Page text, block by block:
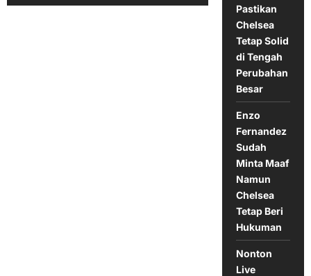
Yandex
Pastikan
Chelsea
Tetap Solid
di Tengah
Perubahan
Besar
Enzo
Fernandez
Sudah
Minta Maaf
Namun
Chelsea
Tetap Beri
Hukuman
Nonton
Live